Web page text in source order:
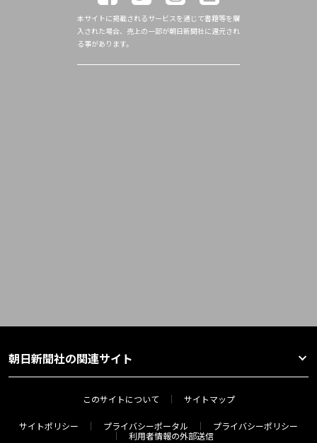
本サイトに掲載されるサービスを通じて書籍等を購
入された場合、売上の一部が朝日新聞社に還元され
る事があります。
朝日新聞社の関連サイト
このサイトについて サイトマップ
サイトポリシー プライバシーポータル
プライバシーポリシー
利用者情報の外部送信